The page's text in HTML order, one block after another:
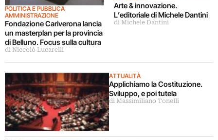
POLITICA E PUBBLICA
AMMINISTRAZIONE
Fondazione Cariverona lancia
un masterplan per la provincia
di Belluno. Focus sulla cultura
di Niccolò Lucarelli
Arte & innovazione.
L’editoriale di Michele Dantini
di Michele Dantini
ATTUALITÀ
Applichiamo la Costituzione.
Sviluppo, e poi tutela
di Massimiliano Tonelli